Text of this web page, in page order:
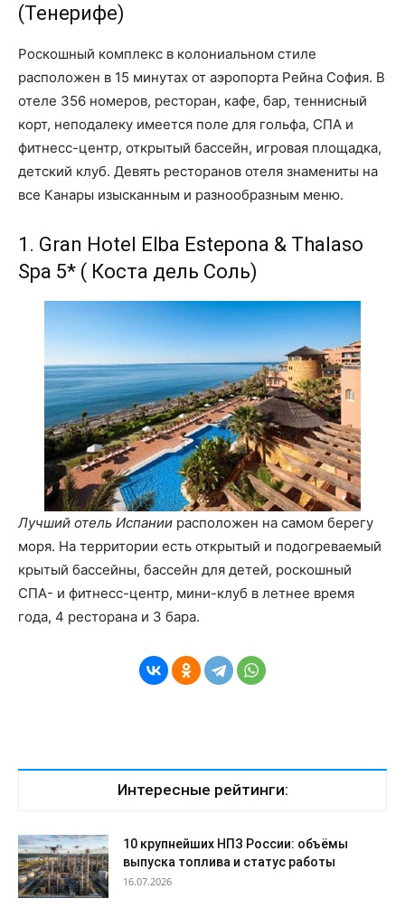
(Тенерифе)
Роскошный комплекс в колониальном стиле
расположен в 15 минутах от аэропорта Рейна София. В
отеле 356 номеров, ресторан, кафе, бар, теннисный
корт, неподалеку имеется поле для гольфа, СПА и
фитнесс-центр, открытый бассейн, игровая площадка,
детский клуб. Девять ресторанов отеля знамениты на
все Канары изысканным и разнообразным меню.
1. Gran Hotel Elba Estepona & Thalaso
Spa 5* ( Коста дель Соль)
Лучший отель Испании расположен на самом берегу
моря. На территории есть открытый и подогреваемый
крытый бассейны, бассейн для детей, роскошный
СПА- и фитнесс-центр, мини-клуб в летнее время
года, 4 ресторана и 3 бара.
Интересные рейтинги:
10 крупнейших НПЗ России: объёмы
выпуска топлива и статус работы
16.07.2026